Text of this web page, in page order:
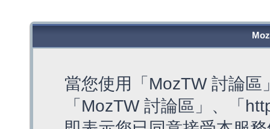
當您使用「MozTW 討論
「MozTW 討論區」、「